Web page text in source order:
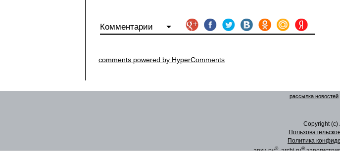
Комментарии
comments powered by HyperComments
рассылка новостей
Copyright (c)
Политика
® ®